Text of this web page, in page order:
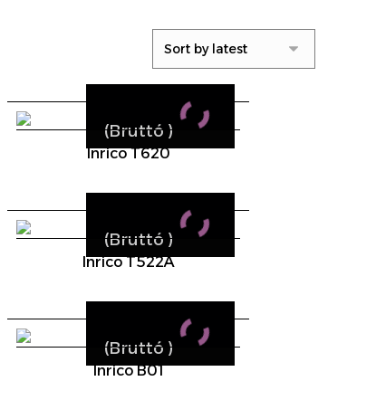
Inrico T620
(Bruttó)
Inrico T522A
(Bruttó)
Inrico B01
(Bruttó)